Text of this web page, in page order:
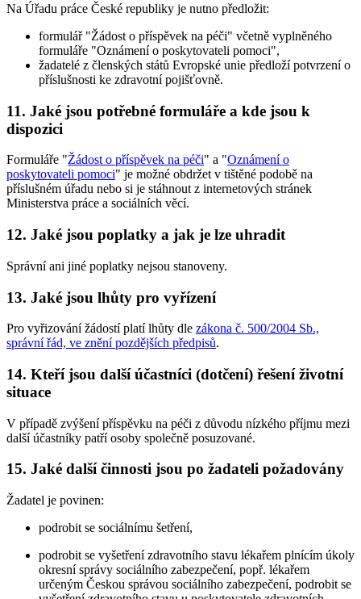
Na Úřadu práce České republiky je nutno předložit:
formulář "Žádost o příspěvek na péči" včetně vyplněného
formuláře "Oznámení o poskytovateli pomoci",
žadatelé z členských států Evropské unie předloží potvrzení o
příslušnosti ke zdravotní pojišťovně.
11. Jaké jsou potřebné formuláře a kde jsou k
dispozici
Formuláře "Žádost o příspěvek na péči" a "Oznámení o
poskytovateli pomoci" je možné obdržet v tištěné podobě na
příslušném úřadu nebo si je stáhnout z internetových stránek
Ministerstva práce a sociálních věcí.
12. Jaké jsou poplatky a jak je lze uhradit
Správní ani jiné poplatky nejsou stanoveny.
13. Jaké jsou lhůty pro vyřízení
Pro vyřizování žádostí platí lhůty dle zákona č. 500/2004 Sb.,
správní řád, ve znění pozdějších předpisů.
14. Kteří jsou další účastníci (dotčení) řešení životní
situace
V případě zvýšení příspěvku na péči z důvodu nízkého příjmu mezi
další účastníky patří osoby společně posuzované.
15. Jaké další činnosti jsou po žadateli požadovány
Žadatel je povinen:
podrobit se sociálnímu šetření,
podrobit se vyšetření zdravotního stavu lékařem plnícím úkoly
okresní správy sociálního zabezpečení, popř. lékařem
určeným Českou správou sociálního zabezpečení, podrobit se